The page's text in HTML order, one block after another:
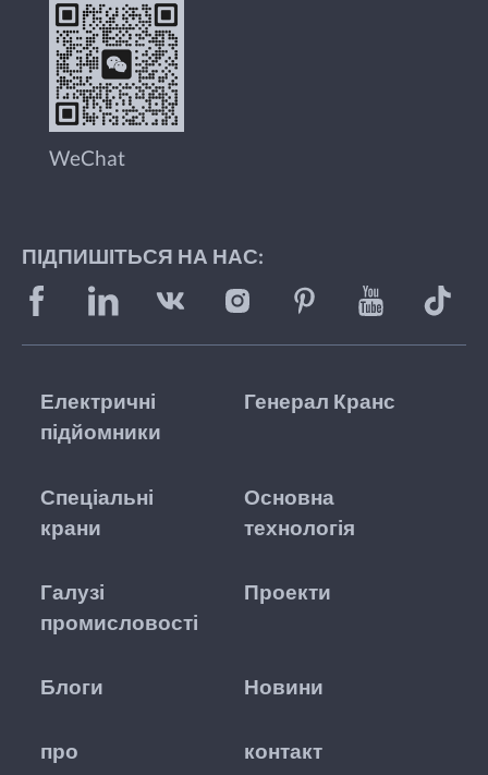
WeChat
ПІДПИШІТЬСЯ НА НАС:
Електричні
підйомники
Генерал Кранс
Спеціальні
крани
Основна
технологія
Галузі
промисловості
Проекти
Блоги Новини
про контакт